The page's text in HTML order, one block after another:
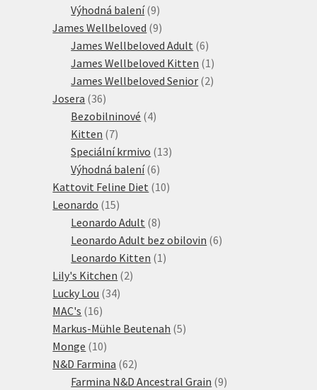
produktů
Výhodná balení 99
produktů
James Wellbeloved 99
produktů
James Wellbeloved Adult 66
produktů
James Wellbeloved Kitten 1 1
produkt
James Wellbeloved Senior 22
Josera 3636
produktů
Bezobilninové 44
Kitten 77
produktů
Speciální krmivo 1313
Výhodná balení 66
produktů
Kattovit Feline Diet 1010
Leonardo 1515
produktů
Leonardo Adult 88
produktů
Leonardo Adult bez obilovin 66
Leonardo Kitten 1 1
Lily's Kitchen 22
Lucky Lou 3434
MAC's 1616
produktů
Markus-Mühle Beutenah 55
Monge 1010
produktů
N&D Farmina 6262
produktů
Farmina N&D Ancestral Grain 99